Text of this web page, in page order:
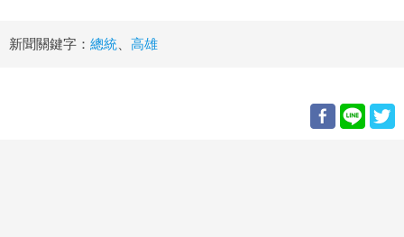
新聞關鍵字： 總統 高雄